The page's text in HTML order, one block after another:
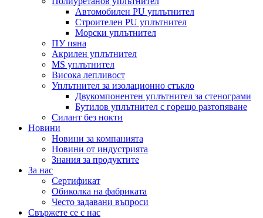
Автомобилен PU уплътнител
Строителен PU уплътнител
Морски уплътнител
ПУ пяна
Акрилен уплътнител
MS уплътнител
Висока лепливост
Уплътнител за изолационно стъкло
Двукомпонентен уплътнител за стенограми
Бутилов уплътнител с горещо разтопяване
Силант без нокти
Новини
Новини за компанията
Новини от индустрията
Знания за продуктите
За нас
Сертификат
Обиколка на фабриката
Често задавани въпроси
Свържете се с нас